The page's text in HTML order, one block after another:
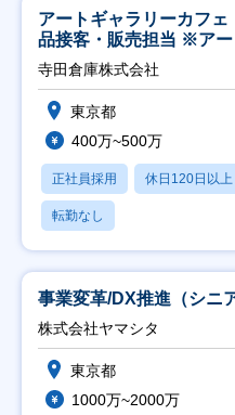
アートギャラリーカフ
品接客・販売担当 ※ア
寺田倉庫株式会社
東京都
400万~500万
正社員採用 休日120日以上
転勤なし
事業変革/DX推進（シニ
株式会社ヤマシタ
東京都
1000万~2000万